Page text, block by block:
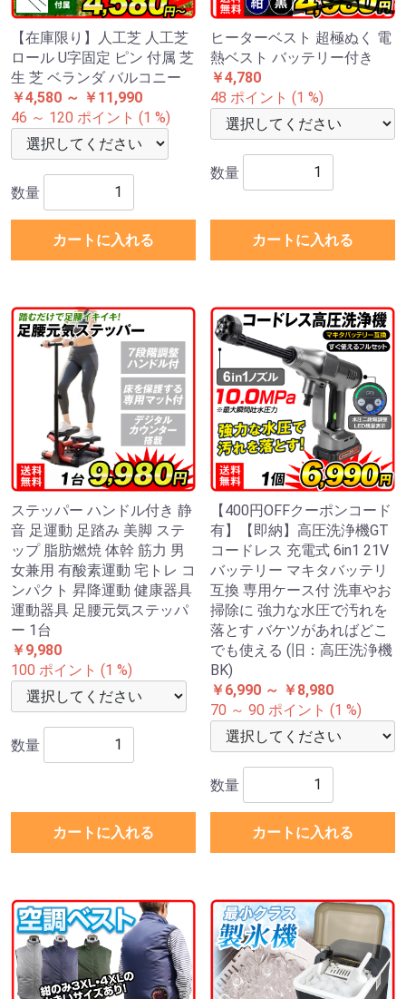
【在庫限り】人工芝 人工芝
ロール U字固定 ピン 付属 芝
生 芝 ベランダ バルコニー
￥4,580 ～ ￥11,990
46 ～ 120 ポイント (1 %)
数量
カートに入れる
ヒーターベスト 超極ぬく 電
熱ベスト バッテリー付き
￥4,780
48 ポイント (1 %)
数量
カートに入れる
ステッパー ハンドル付き 静
音 足運動 足踏み 美脚 ステ
ップ 脂肪燃焼 体幹 筋力 男
女兼用 有酸素運動 宅トレ コ
ンパクト 昇降運動 健康器具
運動器具 足腰元気ステッパ
ー 1台
￥9,980
100 ポイント (1 %)
数量
カートに入れる
【400円OFFクーポンコード
有】【即納】高圧洗浄機GT
コードレス 充電式 6in1 21V
バッテリー マキタバッテリ
互換 専用ケース付 洗車やお
掃除に 強力な水圧で汚れを
落とす バケツがあればどこ
でも使える (旧：高圧洗浄機
BK)
￥6,990 ～ ￥8,980
70 ～ 90 ポイント (1 %)
数量
カートに入れる